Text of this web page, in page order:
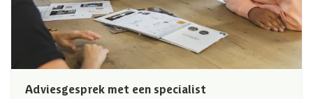
Adviesgesprek met een specialist